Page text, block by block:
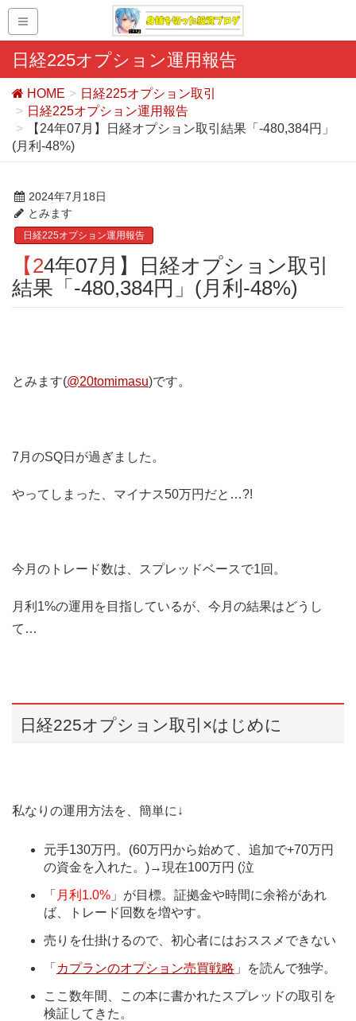
日経225オプション運用報告
HOME
日経225オプション取引
日経225オプション運用報告
【24年07月】日経オプション取引結果「-480,384円」
(月利-48%)
2024年7月18日
とみます
日経225オプション運用報告
【24年07月】日経オプション取引
結果「-480,384円」(月利-48%)
とみます(@20tomimasu)です。
7月のSQ日が過ぎました。
やってしまった、マイナス50万円だと…?!
今月のトレード数は、スプレッドベースで1回。
月利1%の運用を目指しているが、今月の結果はどうし
て…
日経225オプション取引×はじめに
私なりの運用方法を、簡単に↓
元手130万円。(60万円から始めて、追加で+70万円
の資金を入れた。)→現在100万円 (泣
「 月利1.0% 」が目標。証拠金や時間に余裕があれ
ば、トレード回数を増やす。
売りを仕掛けるので、初心者にはおススメできない
「 カプランのオプション売買戦略 」を読んで独学。
ここ数年間、この本に書かれたスプレッドの取引を
検証してきた。